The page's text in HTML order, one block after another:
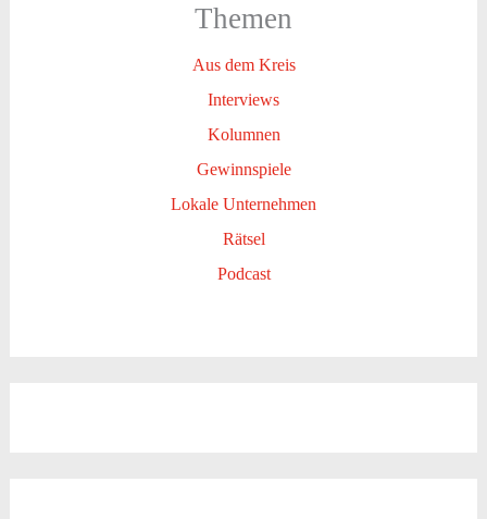
Themen
Aus dem Kreis
Interviews
Kolumnen
Gewinnspiele
Lokale Unternehmen
Rätsel
Podcast